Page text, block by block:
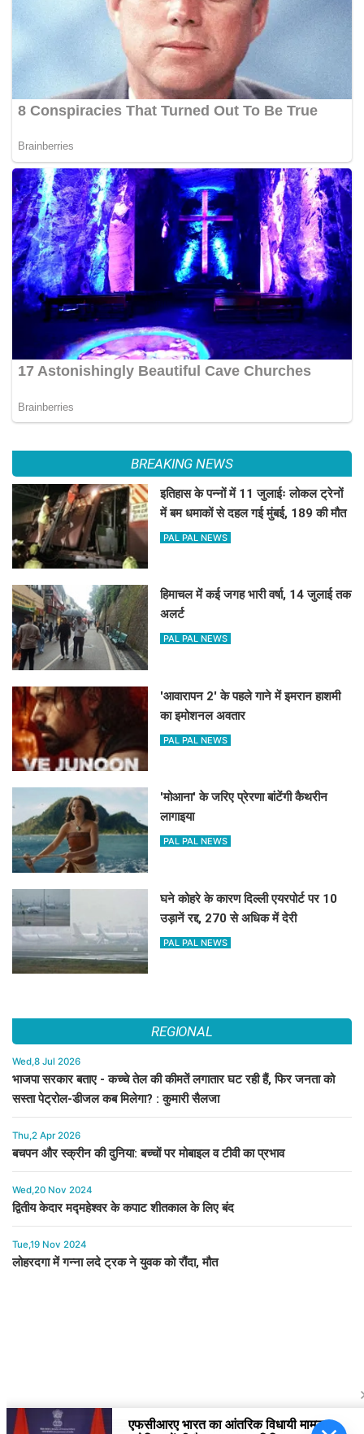
BREAKING NEWS
इतिहास के पन्नों में 11 जुलाईः लोकल ट्रेनों
में बम धमाकों से दहल गई मुंबई, 189 की मौत
PAL PAL NEWS
हिमाचल में कई जगह भारी वर्षा, 14 जुलाई तक
अलर्ट
PAL PAL NEWS
'आवारापन 2' के पहले गाने में इमरान हाशमी
का इमोशनल अवतार
PAL PAL NEWS
'मोआना' के जरिए प्रेरणा बांटेंगी कैथरीन
लागाइया
PAL PAL NEWS
घने कोहरे के कारण दिल्ली एयरपोर्ट पर 10
उड़ानें रद्द, 270 से अधिक में देरी
PAL PAL NEWS
REGIONAL
Wed,8 Jul 2026
भाजपा सरकार बताए - कच्चे तेल की कीमतें लगातार घट रही हैं, फिर जनता को
सस्ता पेट्रोल-डीजल कब मिलेगा? : कुमारी सैलजा
Thu,2 Apr 2026
बचपन और स्क्रीन की दुनिया: बच्चों पर मोबाइल व टीवी का प्रभाव
Wed,20 Nov 2024
द्वितीय केदार मद्महेश्वर के कपाट शीतकाल के लिए बंद
Tue,19 Nov 2024
लोहरदगा में गन्ना लदे ट्रक ने युवक को रौंदा, मौत
पीएम मोदी से मिले सुखबीर बादल,